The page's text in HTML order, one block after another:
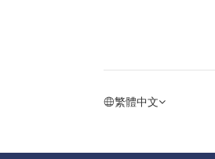
繁體中文